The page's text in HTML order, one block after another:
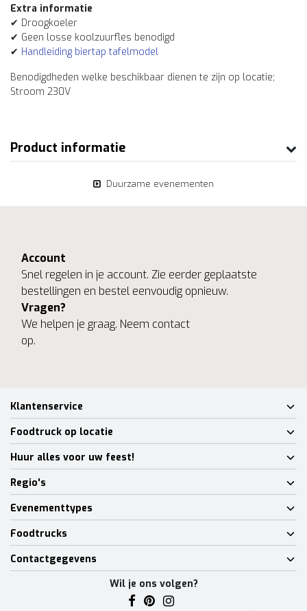
Extra informatie
✔ Droogkoeler
✔ Geen losse koolzuurfles benodigd
✔ Handleiding biertap tafelmodel
Benodigdheden welke beschikbaar dienen te zijn op locatie;
Stroom 230V
Product informatie
Duurzame evenementen
Account
Snel regelen in je account. Zie eerder geplaatste
bestellingen en bestel eenvoudig opnieuw.
Vragen?
We helpen je graag. Neem contact
op.
Klantenservice
Foodtruck op locatie
Huur alles voor uw feest!
Regio's
Evenementtypes
Foodtrucks
Contactgegevens
Wil je ons volgen?